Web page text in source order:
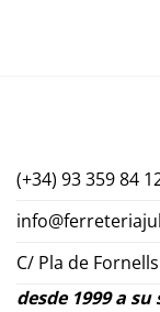
(+34) 93 359 84
C/ Pla de
desde 1999 a su